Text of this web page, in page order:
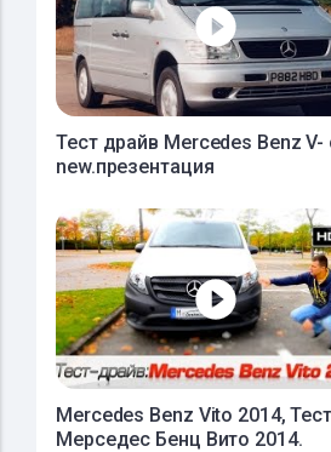
Тест драйв Mercedes Benz V-
new.презентация
Mercedes Benz Vito 2014,
Мерседес Бенц Вито 2014.